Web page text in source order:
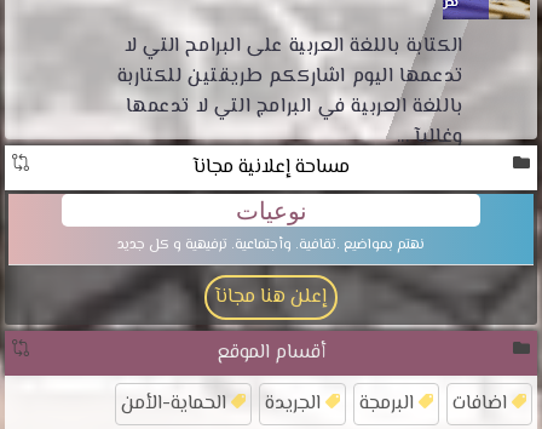
الكتابة باللغة العربية على البرامح التي لا
تدعمها اليوم اشارككم طريقتين للكتاربة
باللغة العربية في البرامج التي لا تدعمها
وغالبآ ...
مساحة إعلانية مجانآ
نوعيات
نهتم بمواضيع .تقافية. وأجتماعية. ترفيهية و كل جديد
إعلن هنا مجانآ
أقسام الموقع
اضافات البرمجة الجريدة الحماية-الأمن